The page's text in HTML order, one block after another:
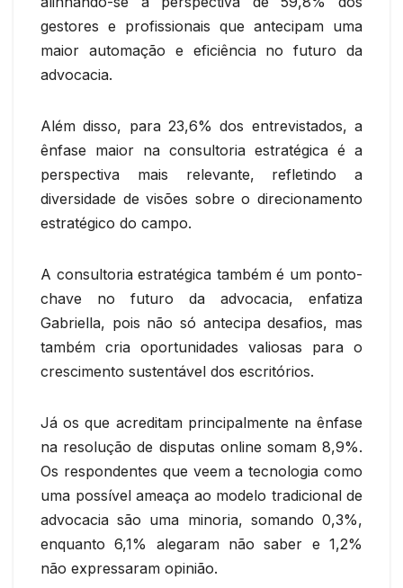
gestores e profissionais que antecipam uma
maior automação e eficiência no futuro da
advocacia.
Além disso, para 23,6% dos entrevistados, a
ênfase maior na consultoria estratégica é a
perspectiva mais relevante, refletindo a
diversidade de visões sobre o direcionamento
estratégico do campo.
A consultoria estratégica também é um ponto-
chave no futuro da advocacia, enfatiza
Gabriella, pois não só antecipa desafios, mas
também cria oportunidades valiosas para o
crescimento sustentável dos escritórios.
Já os que acreditam principalmente na ênfase
na resolução de disputas online somam 8,9%.
Os respondentes que veem a tecnologia como
uma possível ameaça ao modelo tradicional de
advocacia são uma minoria, somando 0,3%,
enquanto 6,1% alegaram não saber e 1,2%
não expressaram opinião.